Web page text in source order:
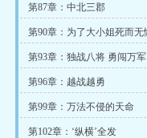
第87章：中北三郡
第90章：为了大小姐死而无
第93章：独战八将 勇闯万军
第96章：越战越勇
第99章：万法不侵的天命
第102章：‘纵横’全发